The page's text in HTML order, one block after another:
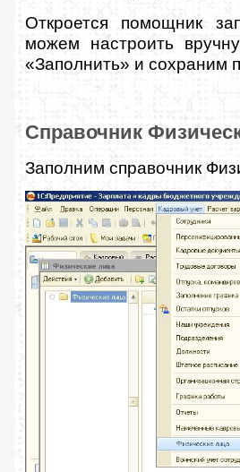
Откроется помощник
можем настроить
«Заполнить» и сохраним
Справочник
Заполним справочник